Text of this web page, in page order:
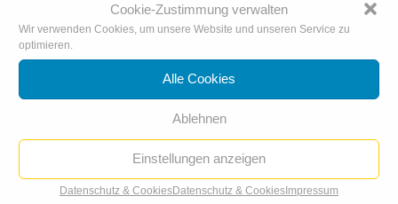
Cookie-Zustimmung verwalten
Wir verwenden Cookies, um unsere Website und unseren Service zu
optimieren.
Alle Cookies
Ablehnen
Einstellungen anzeigen
Datenschutz & CookiesDatenschutz & CookiesImpressum
Kampf gegen Kinderarbeit: Kleine Erwachsene